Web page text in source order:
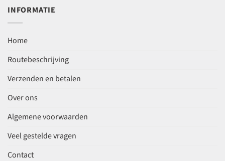
INFORMATIE
Home
Routebeschrijving
Verzenden en betalen
Over ons
Algemene voorwaarden
Veel gestelde vragen
Contact